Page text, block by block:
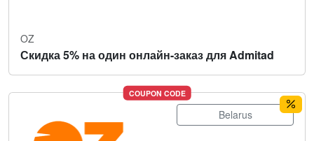
OZ
Скидка 5% на один онлайн-заказ для Admitad
COUPON CODE
Belarus